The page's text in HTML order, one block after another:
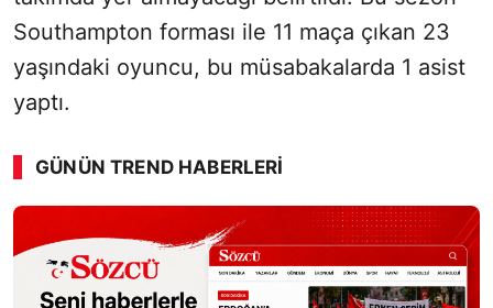
Southampton forması ile 11 maça çıkan 23
yaşındaki oyuncu, bu müsabakalarda 1 asist
yaptı.
GÜNÜN TREND HABERLERI
00:01 / 02:14
Sesi Aç